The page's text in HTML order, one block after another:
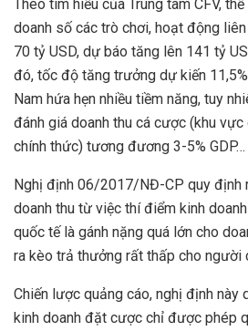
Theo tìm hiểu của Trung tâm CFV,
doanh số các trò chơi, hoạt động
70 tỷ USD, dự báo tăng lên 141 tỷ
đó, tốc độ tăng trưởng dự kiến
Nam hứa hẹn nhiều tiềm năng, tuy
đánh giá doanh thu cá cược (khu
chính thức) tương đương 3-5% GDP…
Nghị định 06/2017/NĐ-CP quy định
doanh thu từ việc thí điểm kinh
quốc tế là gánh nặng quá lớn cho
ra kèo trả thưởng rất thấp cho người
Chiến lược quảng cáo, nghị định này
kinh doanh đặt cược chỉ được phép